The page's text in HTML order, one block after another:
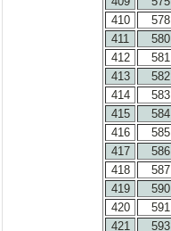
410
578
411
580
412
581
413
582
414
583
415
584
416
585
417
586
418
587
419
590
420
591
421
593